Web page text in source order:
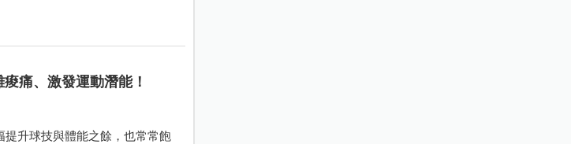
痛、激發運動潛能！
升球技與體能之餘，也常常飽